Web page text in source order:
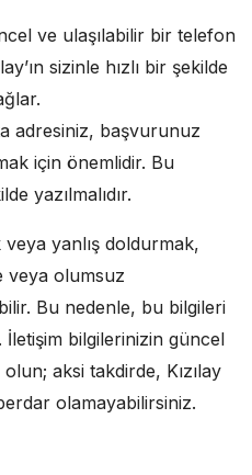
ve ulaşılabilir bir telefon
sizinle hızlı bir şekilde
adresiniz, başvurunuz
için önemlidir. Bu
yazılmalıdır.
veya yanlış doldurmak,
veya olumsuz
Bu nedenle, bu bilgileri
İletişim bilgilerinizin güncel
aksi takdirde, Kızılay
olamayabilirsiniz.